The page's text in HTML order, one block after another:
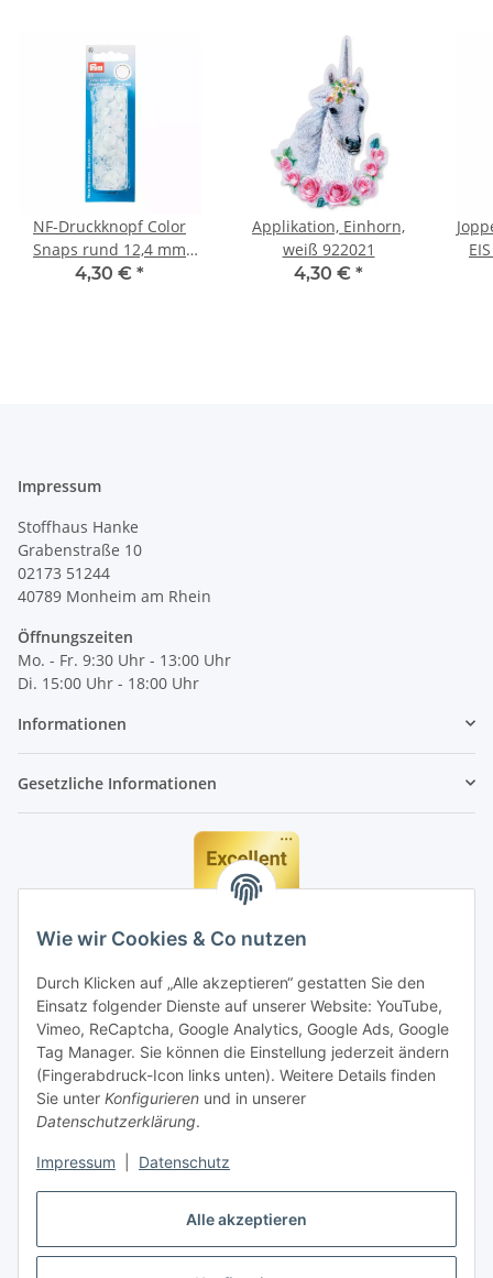
Alle akzeptieren
Wie wir Cookies & Co nutzen
Durch Klicken auf „Alle akzeptieren“ gestatten Sie den
Einsatz folgender Dienste auf unserer Website: YouTube,
Vimeo, ReCaptcha, Google Analytics, Google Ads, Google
Tag Manager. Sie können die Einstellung jederzeit ändern
(Fingerabdruck-Icon links unten). Weitere Details finden
Sie unter Konfigurieren und in unserer
Datenschutzerklärung.
Impressum Datenschutz
NF-Druckknopf Color
Snaps rund 12,4 mm
transparent matt 393198
4,30 € *
Applikation, Einhorn,
weiß 922021
4,30 € *
Impressum
Stoffhaus Hanke
Grabenstraße 10
02173 51244
40789 Monheim am Rhein
Öffnungszeiten
Mo. - Fr. 9:30 Uhr - 13:00 Uhr
Di. 15:00 Uhr - 18:00 Uhr
Informationen
Gesetzliche Informationen